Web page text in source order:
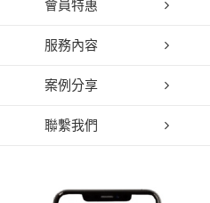
會員特惠
服務內容
案例分享
聯繫我們